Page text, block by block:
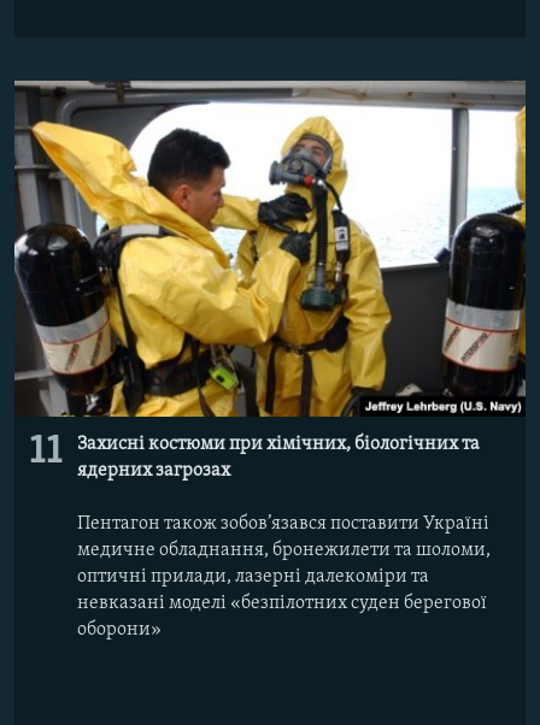
11
Захисні костюми при хімічних, біологічних та
ядерних загрозах
Пентагон також зобов’язався поставити Україні
медичне обладнання, бронежилети та шоломи,
оптичні прилади, лазерні далекоміри та
невказані моделі «безпілотних суден берегової
оборони»